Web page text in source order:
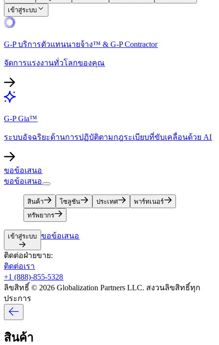
เข้าสู่ระบบ​​
G-P บริการตัวแทนนายจ้าง™ & G-P Contractor​​
จัดการแรงงานทั่วโลกของคุณ​​
G-P Gia™​​
ระบบอัจฉริยะด้านการปฏิบัติตามกฎระเบียบที่ขับเคลื่อนด้วย AI​​
ขอข้อเสนอ​​
ขอข้อเสนอ​​
สินค้า​​ โซลูชัน​​ ประเทศ​​
พาร์ทเนอร์​​
ทรัพยากร​​
เข้าสู่ระบบ​​ ขอข้อเสนอ​​
ติดต่อฝ่ายขาย:​​
ติดต่อเรา​​
+1 (888)-855-5328​​
ลิขสิทธิ์ © 2026 Globalization Partners LLC. สงวนลิขสิทธิ์ทุก
ประการ​​
สินค้า​​